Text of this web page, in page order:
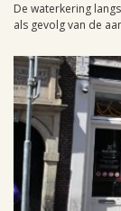
De waterkering
als gevolg van de